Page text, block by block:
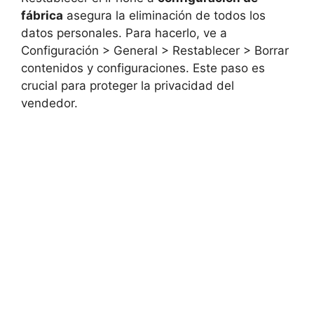
fábrica asegura la eliminación de todos los
datos personales. Para hacerlo, ve a
Configuración > General > Restablecer > Borrar
contenidos y configuraciones. Este paso es
crucial para proteger la privacidad del
vendedor.